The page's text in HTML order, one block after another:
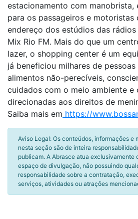
estacionamento com manobrista,
para os passageiros e motoristas
endereço dos estúdios das
Mix Rio FM. Mais do que um
lazer, o shopping center é um
já beneficiou milhares de
alimentos não-perecíveis,
cuidados com o meio ambiente e
direcionadas aos direitos de
Saiba mais em https://
Aviso Legal: Os conteúdos, informações e
nesta seção são de inteira
publicam. A Abrasce atua exclusivamente
espaço de divulgação, não possuindo
responsabilidade sobre a contratação,
serviços, atividades ou atrações